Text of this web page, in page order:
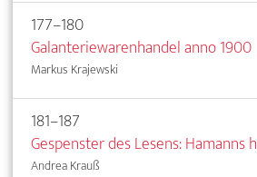
177–180
Galanteriewarenhandel anno 1900
Markus Krajewski
181–187
Gespenster des Lesens: Hamanns h
Andrea Krauß